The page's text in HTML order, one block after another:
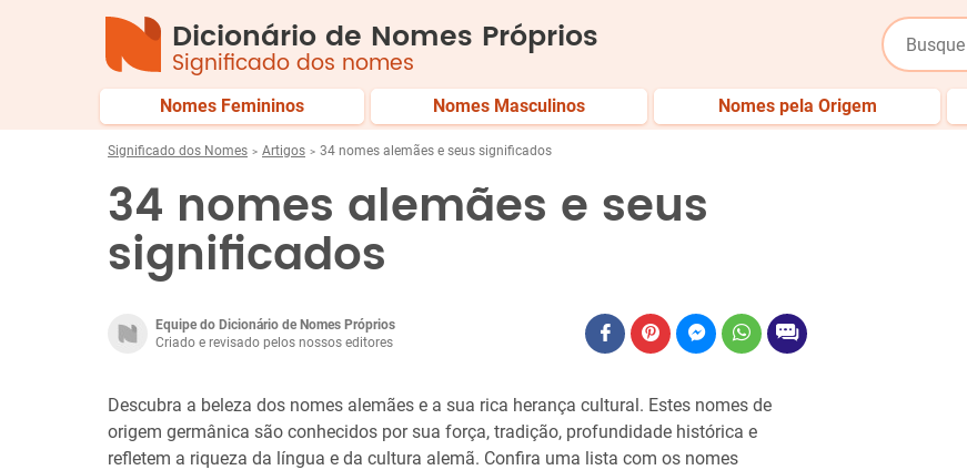
Dicionário de Nomes Próprios
Significado dos nomes
Nomes Femininos Nomes Masculinos Nomes pela Origem
Significado dos Nomes Artigos 34 nomes alemães e seus significados
34 nomes alemães e seus
significados
Equipe do Dicionário de Nomes Próprios
Criado e revisado pelos nossos editores
Descubra a beleza dos nomes alemães e a sua rica herança cultural. Estes nomes de
origem germânica são conhecidos por sua força, tradição, profundidade histórica e
refletem a riqueza da língua e da cultura alemã. Confira uma lista com os nomes